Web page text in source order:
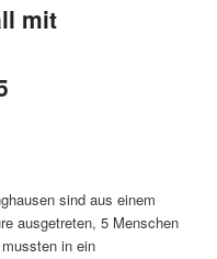
mit
sind aus einem
ausgetreten, 5 Menschen
in ein